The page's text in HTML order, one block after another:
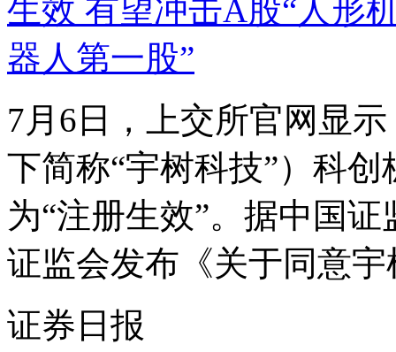
7月6日，上交所官网显
下简称“宇树科技”）科
为“注册生效”。据中国
证监会发布《关于同意宇
证券日报